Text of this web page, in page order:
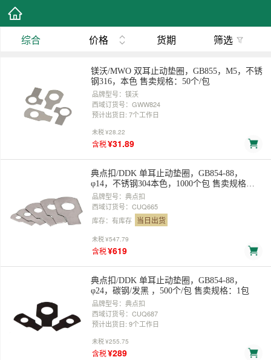
综合 价格 货期 筛选
镁沃/MWO 双耳止动垫圈，GB855，M5，不锈
钢316，本色 售卖规格：50个/包
品牌型号：镁沃
西域订货号：GWW824
预计出货日: 7个工作日
未税¥28.22
含税¥31.89
典点扣/DDK 单耳止动垫圈，GB854-88，
φ14，不锈钢304本色，1000个包 售卖规格：1
包
品牌型号：典点扣
西域订货号：CUQ665
库存：有库存 当日出货
未税¥547.79
含税¥619
典点扣/DDK 单耳止动垫圈，GB854-88，
φ24，碳钢/发黑 ，500个/包 售卖规格：1包
品牌型号：典点扣
西域订货号：CUQ687
预计出货日: 9个工作日
未税¥255.75
含税¥289